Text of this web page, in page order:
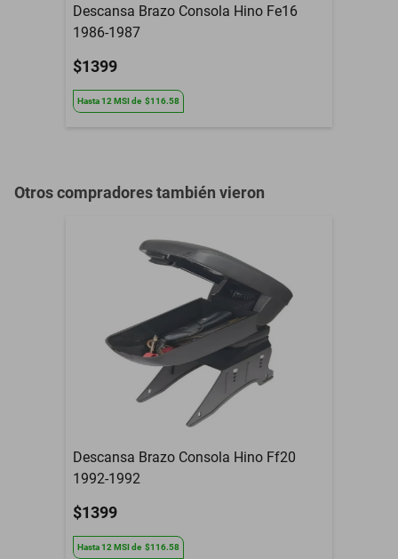
Descansa Brazo Consola Hino Fe16
1986-1987
$1399
Hasta12 MSIde $116.58
Otros compradores también vieron
Descansa Brazo Consola Hino Ff20
1992-1992
$1399
Hasta12 MSIde $116.58